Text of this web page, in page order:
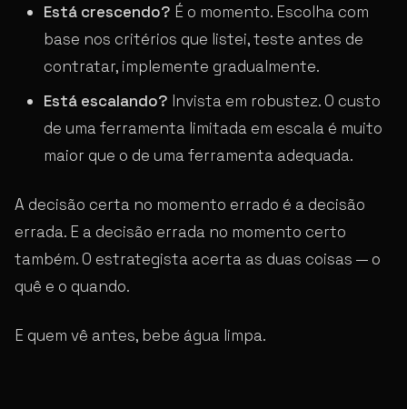
Está crescendo? É o momento. Escolha com
base nos critérios que listei, teste antes de
contratar, implemente gradualmente.
Está escalando? Invista em robustez. O custo
de uma ferramenta limitada em escala é muito
maior que o de uma ferramenta adequada.
A decisão certa no momento errado é a decisão
errada. E a decisão errada no momento certo
também. O estrategista acerta as duas coisas — o
quê e o quando.
E quem vê antes, bebe água limpa.